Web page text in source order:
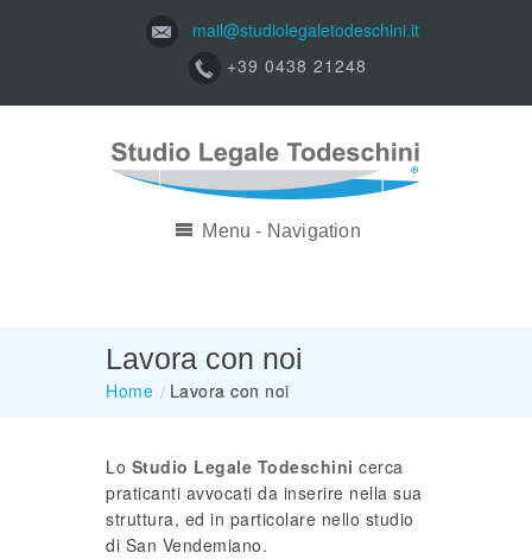
mail@studiolegaletodeschini.it
+39 0438 21248
Menu - Navigation
Lavora con noi
Home / Lavora con noi
Lo Studio Legale Todeschini cerca
praticanti avvocati da inserire nella sua
struttura, ed in particolare nello studio
di San Vendemiano.